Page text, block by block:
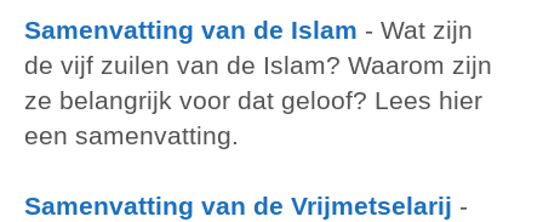
Samenvatting van de Islam - Wat zijn
de vijf zuilen van de Islam? Waarom zijn
ze belangrijk voor dat geloof? Lees hier
een samenvatting.
Samenvatting van de Vrijmetselarij -